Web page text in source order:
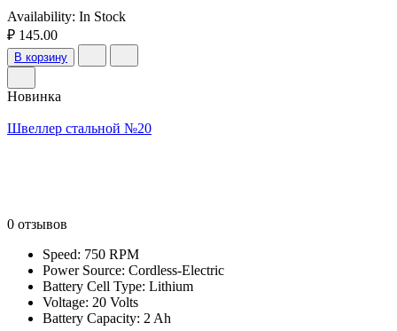
Availability: In Stock
₽ 145.00
В корзину
Новинка
Швеллер стальной №20
0 отзывов
Speed: 750 RPM
Power Source: Cordless-Electric
Battery Cell Type: Lithium
Voltage: 20 Volts
Battery Capacity: 2 Ah